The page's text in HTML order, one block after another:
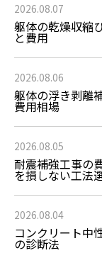
2026.08.07
躯体の乾燥収縮
と費用
2026.08.06
躯体の浮き剥離
費用相場
2026.08.05
耐震補強工事の
を損しない工法
2026.08.04
コンクリート中
の診断法